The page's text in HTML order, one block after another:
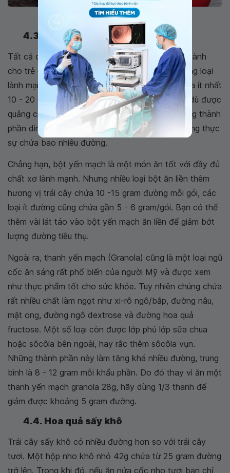
Nước sốt cà chua
4.3. Ngũ cốc ăn sáng
Tất cả chúng ta đều biết rằng ngũ cốc trái cây dành
cho trẻ em có nhiều đường, nhưng ngay cả những loại
lành mạnh hơn, như yến mạch và ngô, cũng chứa ít nhất
10 - 20 gram đường trở lên trong mỗi cốc. Mặc dù được
quảng cáo là loại ít đường, bạn vẫn nên đọc bảng thành
phần dinh dưỡng ở mặt sau của hộp để biết chúng thực
sự chứa bao nhiêu đường.
Chẳng hạn, bột yến mạch là một món ăn tốt với đầy đủ
chất xơ lành mạnh. Nhưng nhiều loại bột ăn liền thêm
hương vị trái cây chứa 10 -15 gram đường mỗi gói, các
loại ít đường cũng chứa gần 5 - 6 gram/gói. Bạn có thể
thêm vài lát táo vào bột yến mạch ăn liền để giảm bớt
lượng đường tiêu thụ.
Ngoài ra, thanh yến mạch (Granola) cũng là một loại ngũ
cốc ăn sáng rất phổ biến của người Mỹ và được xem
như thực phẩm tốt cho sức khỏe. Tuy nhiên chúng chứa
rất nhiều chất làm ngọt như xi-rô ngô/bắp, đường nâu,
mật ong, đường ngô dextrose và đường hoa quả
fructose. Một số loại còn được lớp phủ lớp sữa chua
hoặc sôcôla bên ngoài, hay rắc thêm sôcôla vụn.
Những thành phần này làm tăng khá nhiều đường, trung
bình là 8 - 12 gram mỗi khẩu phần. Do đó thay vì ăn một
thanh yến mạch granola 28g, hãy dùng 1/3 thanh để
giảm được khoảng 5 gram đường.
4.4. Hoa quả sấy khô
Trái cây sấy khô có nhiều đường hơn so với trái cây
tươi. Một hộp nho khô nhỏ 42g chứa từ 25 gram đường
trở lên. Trong khi đó, nếu ăn nửa cốc nho tươi bạn chỉ